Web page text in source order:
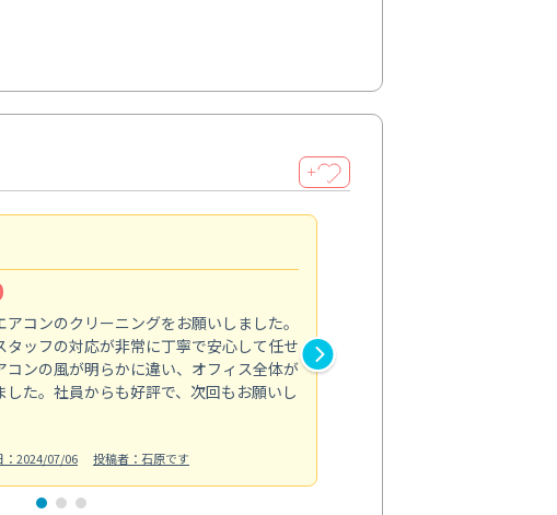
＋
コンのクリーニングをお願いしました。
ッフの対応が非常に丁寧で安心して任せ
コンの風が明らかに違い、オフィス全体が
た。社員からも好評で、次回もお願いし
：2024/07/06 投稿者：石原です